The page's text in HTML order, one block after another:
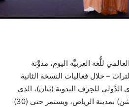
للُّغة العربيَّة اليوم، مدوَّنة
– خلال فعاليات النسخة الثانية
للحِرف اليدوية (بَنان)، الذي
تُنظمه الهيئة في (واجهة روشن) بمدينة الرياض، ويستمر حتى (30)